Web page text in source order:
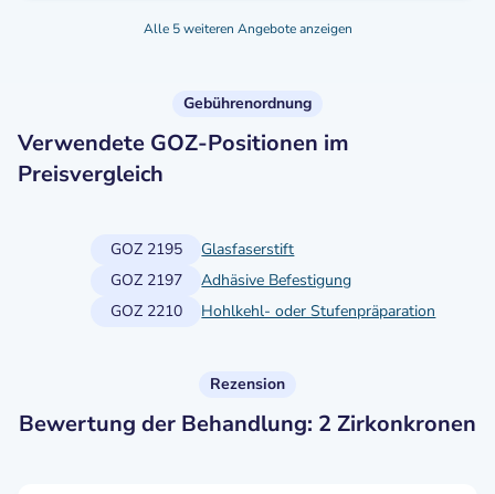
Alle 5 weiteren Angebote anzeigen
Gebührenordnung
Verwendete GOZ-Positionen im
Preisvergleich
GOZ 2195
Glasfaserstift
GOZ 2197
Adhäsive Befestigung
GOZ 2210
Hohlkehl- oder Stufenpräparation
Rezension
Bewertung der Behandlung: 2 Zirkonkronen